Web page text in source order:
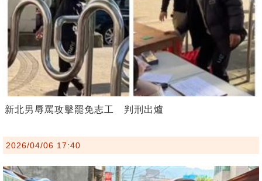
新北男辱罵攻擊罷免志工 判刑出爐
2026/04/06 17:40